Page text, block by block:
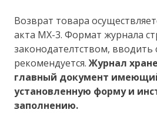
Возврат товара
акта МХ-3. Формат журнала
законодателтством, вводить
рекомендуется.Журнал
главный документ
установленную форму и
заполнению.